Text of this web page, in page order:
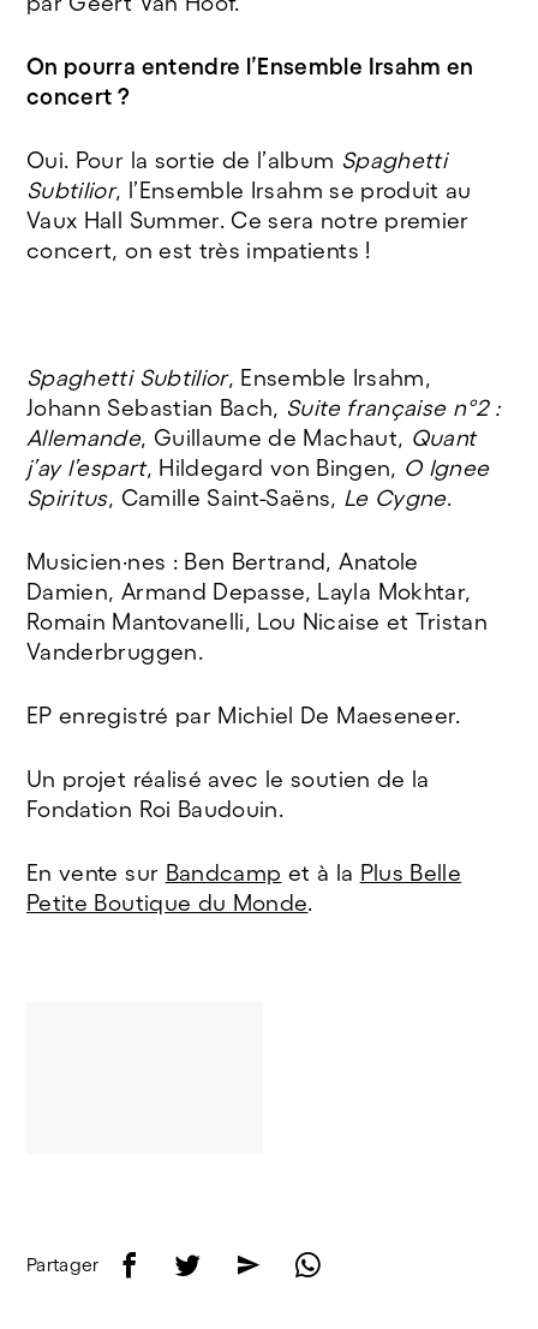
On pourra entendre l’Ensemble Irsahm en
concert ?
Oui. Pour la sortie de l’album Spaghetti
Subtilior, l’Ensemble Irsahm se produit au
Vaux Hall Summer. Ce sera notre premier
concert, on est très impatients !
Spaghetti Subtilior, Ensemble Irsahm,
Johann Sebastian Bach, Suite française n°2 :
Allemande, Guillaume de Machaut, Quant
j’ay l’espart, Hildegard von Bingen, O Ignee
Spiritus, Camille Saint-Saëns, Le Cygne.
Musicien·nes : Ben Bertrand, Anatole
Damien, Armand Depasse, Layla Mokhtar,
Romain Mantovanelli, Lou Nicaise et Tristan
Vanderbruggen.
EP enregistré par Michiel De Maeseneer.
Un projet réalisé avec le soutien de la
Fondation Roi Baudouin.
En vente sur Bandcamp et à la Plus Belle
Petite Boutique du Monde.
Partager f t e w